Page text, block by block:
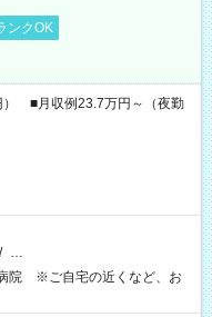
ンクOK
） ■月収例23.7万円～（夜勤
/ …
院 ※ご自宅の近くなど、お